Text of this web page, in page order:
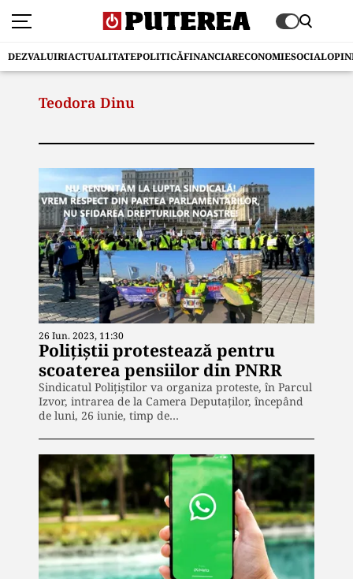
DEZVALUIRIACTUALITATEPOLITICĂFINANCIARECONOMIESOCIAL
Teodora Dinu
26 Iun. 2023, 11:30
Polițiștii protestează pentru
scoaterea pensiilor din PNRR
Sindicatul Polițiștilor va organiza proteste, în Parcul
Izvor, intrarea de la Camera Deputaților, începând
de luni, 26 iunie, timp de…